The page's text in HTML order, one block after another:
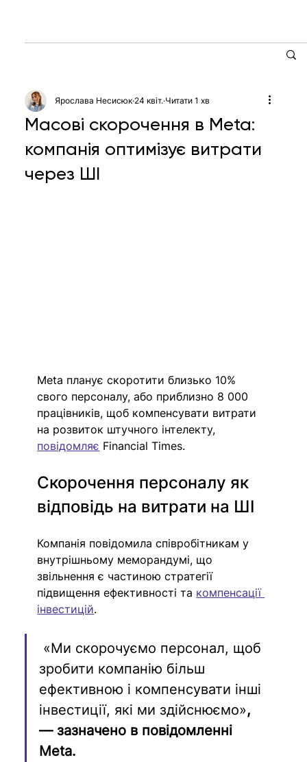
Масові скорочення в Meta:
компанія оптимізує витрати
через ШІ
Ярослава Несисюк 24 квіт. Читати 1 хв
Meta планує скоротити близько 10%
свого персоналу, або приблизно 8 000
працівників, щоб компенсувати витрати
на розвиток штучного інтелекту,
повідомляє Financial Times.
Скорочення персоналу як
відповідь на витрати на ШІ
Компанія повідомила співробітникам у
внутрішньому меморандумі, що
звільнення є частиною стратегії
підвищення ефективності та компенсації
інвестицій.
зробити компанію більш
ефективною і компенсувати інші
інвестиції, які ми здійснюємо»,
— зазначено в повідомленні
Meta.